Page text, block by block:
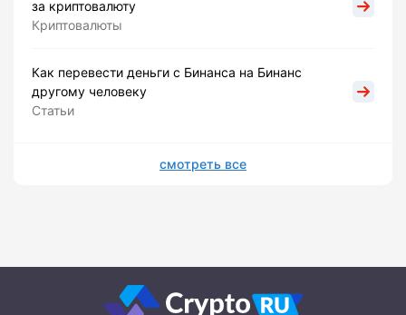
за криптовалюту
Криптовалюты
Как перевести деньги с Бинанса на Бинанс
другому человеку
Статьи
смотреть все